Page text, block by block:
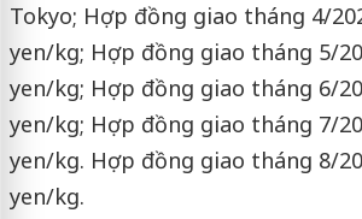
Tokyo; Hợp đồng giao tháng 4/
yen/kg; Hợp đồng giao tháng 5/
yen/kg; Hợp đồng giao tháng 6/
yen/kg; Hợp đồng giao tháng 7/
yen/kg. Hợp đồng giao tháng 8/
yen/kg.